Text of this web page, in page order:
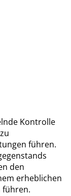
Kontrolle
führen.
den
erheblichen
führen.